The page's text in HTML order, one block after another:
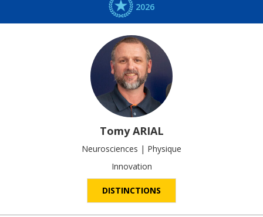
2026
Tomy ARIAL
Neurosciences | Physique
Innovation
DISTINCTIONS